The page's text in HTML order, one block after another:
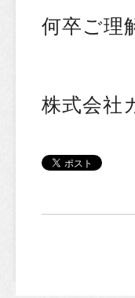
何卒ご理
株式会社